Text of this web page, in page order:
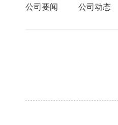
公司要闻 公司动态